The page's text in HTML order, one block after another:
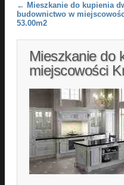
Post navigation
← Mieszkanie do kupienia
budownictwo w
53.00m2
Mieszkanie do
miejscowości